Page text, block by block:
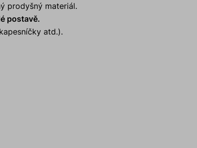
prodyšný materiál.
postavě.
atd.).